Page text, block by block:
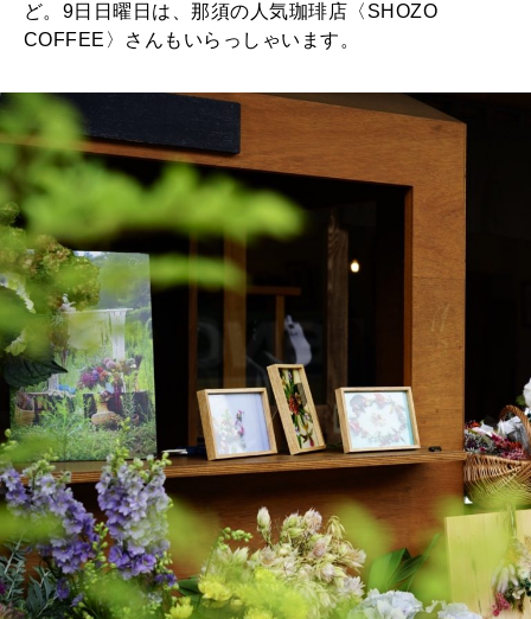
ど。9日日曜日は、那須の人気珈琲店〈SHOZO
COFFEE〉さんもいらっしゃいます。